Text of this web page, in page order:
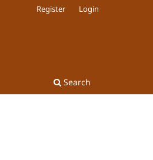
Search
Register Login